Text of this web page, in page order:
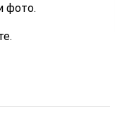
фото.